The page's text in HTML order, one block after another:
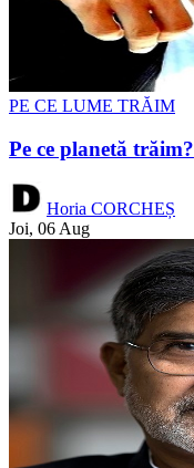
PE CE LUME TRĂIM
Pe ce planetă trăim?
Horia CORCHEȘ
Joi, 06 Aug